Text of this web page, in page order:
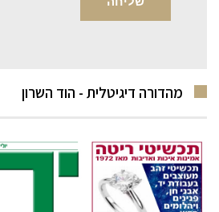
מהדורה דיגיטלית - הוד השרון